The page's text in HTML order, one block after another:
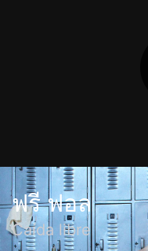
ฟรี ฟอล
Caída libre